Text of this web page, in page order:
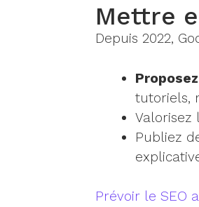
Mettre
Depuis 2022,
tutoriels,
Valorisez
Publiez
Prévoir le SEO